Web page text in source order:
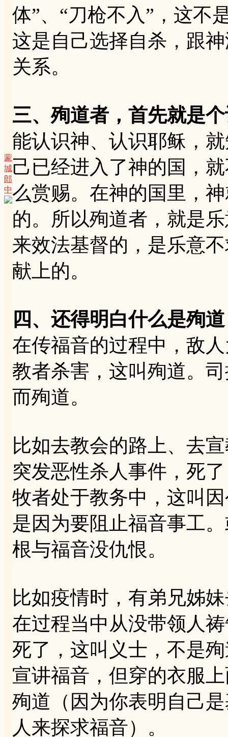
蒙
城
郎
中
体”、“刀枪不入”，这不
这是自己选择自杀，跟
关系。
三、殉道者，首先就是
能认识神、认识耶稣，
己已经进入了神的国，
么赏赐。在神的国里，
的。所以殉道者，就是
来效法基督的，是乐意
献上的。
四、还得明白什么是殉道
在传福音的过程中，敌
教者杀害，这叫殉道。
而殉道。
比如去教会的路上、去
突发恶性杀人事件，死
牧者处于教务中，这叫
是因为要阻止福音事工
根与福音没仇恨。
比如疫情时，有弟兄姊
在过程当中从没带领人
死了，这叫义士，不是
宣讲福音，但穿的衣服
殉道（因为你表明自己
人来探求福音）。